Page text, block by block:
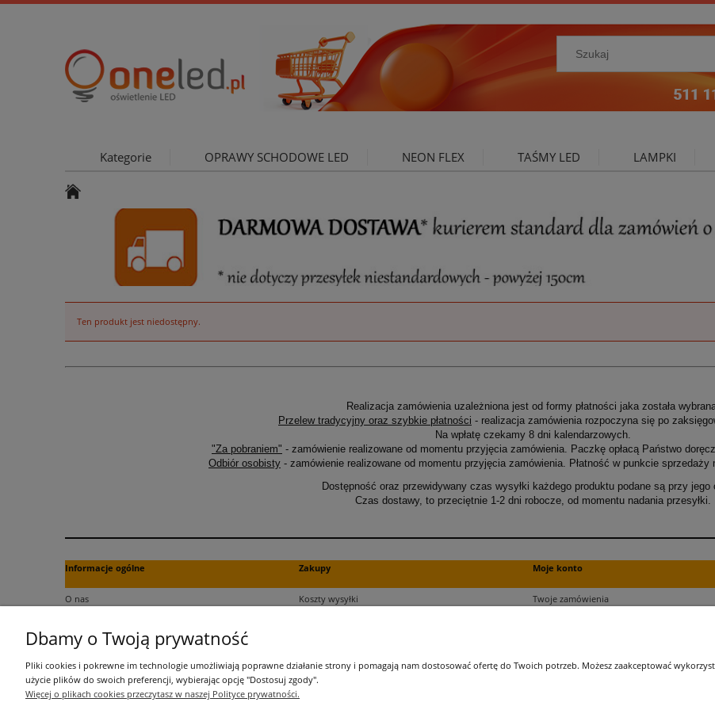
Kategorie OPRAWY SCHODOWE LED NEON FLEX TAŚMY LED LAMPKI
Ten produkt jest niedostępny.
Realizacja zamówienia uzależniona jest od formy płatności jaka została
Przelew tradycyjny oraz szybkie płatności - realizacja zamówienia rozpoczyna się po
Na wpłatę czekamy 8 dni kalendarzowych.
"Za pobraniem" - zamówienie realizowane od momentu przyjęcia zamówienia. Paczkę opłacą Państwo
Odbiór osobisty - zamówienie realizowane od momentu przyjęcia zamówienia. Płatność w punkcie
Dostępność oraz przewidywany czas wysyłki każdego produktu podane są przy jego
Czas dostawy, to przeciętnie 1-2 dni robocze, od momentu nadania przesyłki.
Informacje ogólne
O nas
Regulamin
Polityka prywatności
Informacje o przetwarzaniu danych
Zakupy
Koszty wysyłki
Czas realizacji zamówień
Moje konto
Twoje zamówienia
Dbamy o Twoją prywatność
Pliki cookies i pokrewne im technologie umożliwiają poprawne działanie strony i pomagają nam dostosować ofertę do Twoich potrzeb. Możesz zaakceptować
użycie plików do swoich preferencji, wybierając opcję "Dostosuj zgody".
Więcej o plikach cookies przeczytasz w naszej Polityce prywatności.